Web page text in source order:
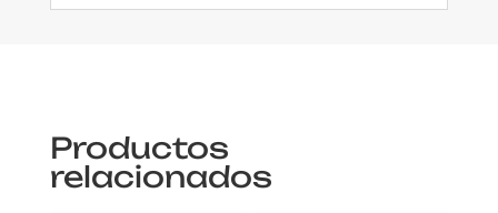
Productos
relacionados